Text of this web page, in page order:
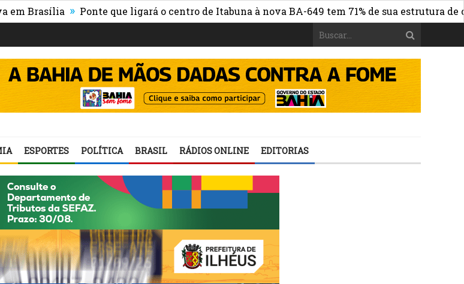
» Ponte que ligará o centro de Itabuna à nova BA-649 tem 71% de sua estrutura de
ESPORTES POLÍTICA BRASIL RÁDIOS ONLINE EDITORIAS